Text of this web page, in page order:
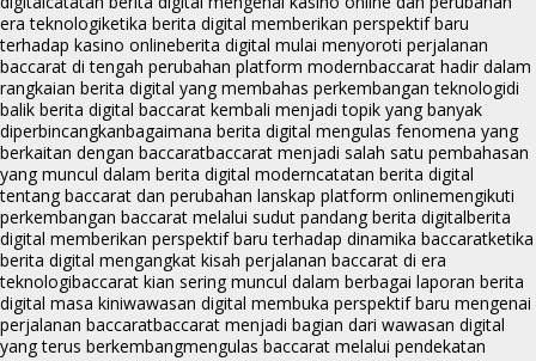
era teknologiketika berita digital memberikan perspektif baru
terhadap kasino onlineberita digital mulai menyoroti perjalanan
baccarat di tengah perubahan platform modernbaccarat hadir dalam
rangkaian berita digital yang membahas perkembangan teknologidi
balik berita digital baccarat kembali menjadi topik yang banyak
diperbincangkanbagaimana berita digital mengulas fenomena yang
berkaitan dengan baccaratbaccarat menjadi salah satu pembahasan
yang muncul dalam berita digital moderncatatan berita digital
tentang baccarat dan perubahan lanskap platform onlinemengikuti
perkembangan baccarat melalui sudut pandang berita digitalberita
digital memberikan perspektif baru terhadap dinamika baccaratketika
berita digital mengangkat kisah perjalanan baccarat di era
teknologibaccarat kian sering muncul dalam berbagai laporan berita
digital masa kiniwawasan digital membuka perspektif baru mengenai
perjalanan baccaratbaccarat menjadi bagian dari wawasan digital
yang terus berkembangmengulas baccarat melalui pendekatan